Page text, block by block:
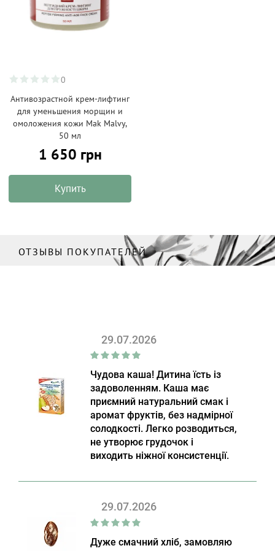
0
Антивозрастной крем-лифтинг
для уменьшения морщин и
омоложения кожи Mak Malvy,
50 мл
1 650 грн
Купить
ОТЗЫВЫ ПОКУПАТЕЛЕЙ
29.07.2026
Чудова каша! Дитина їсть із
задоволенням. Каша має
приємний натуральний смак і
аромат фруктів, без надмірної
солодкості. Легко розводиться,
не утворює грудочок і
виходить ніжної консистенції.
29.07.2026
Дуже смачний хліб, замовляю